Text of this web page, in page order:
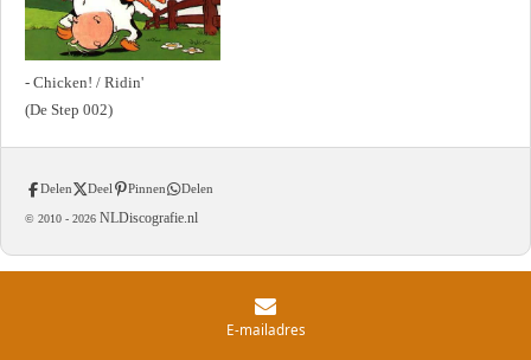
- Chicken! / Ridin'
(De Step 002)
Delen Deel Pinnen Delen
© 2010 - 2026 NLDiscografie.nl
E-mailadres